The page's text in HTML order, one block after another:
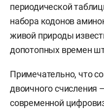
периодической
набора кодонов
живой природы
допотопных времен
Примечательно, что
двоичного счисления
современной